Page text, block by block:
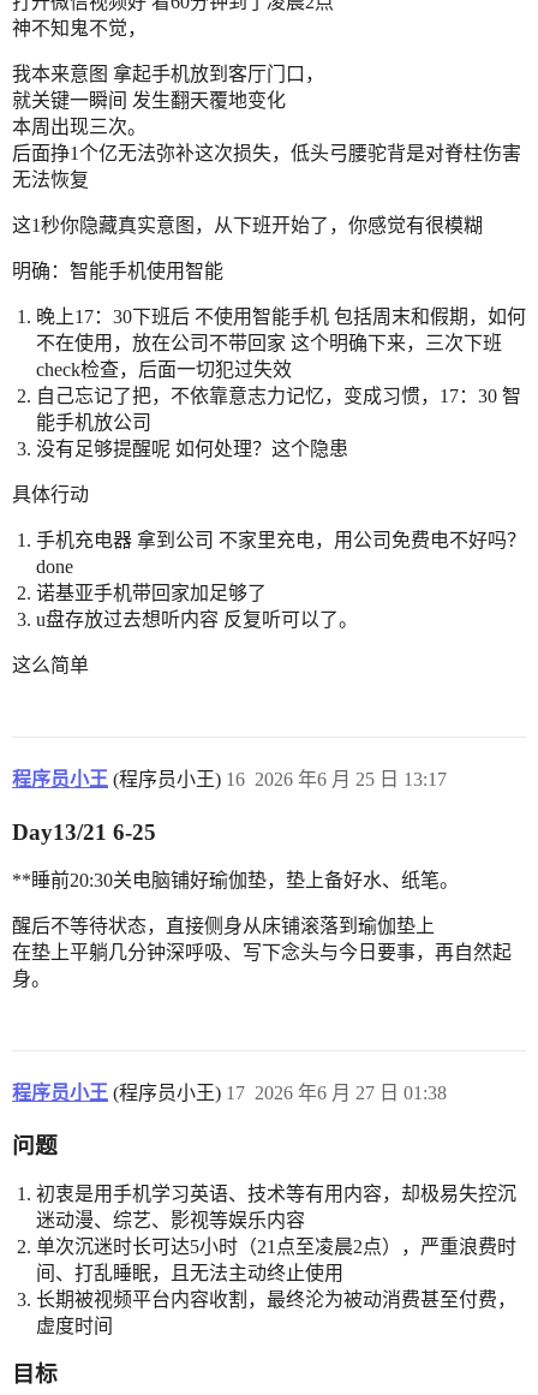
神不知鬼不觉，
我本来意图 拿起手机放到客厅门口，
就关键一瞬间 发生翻天覆地变化
本周出现三次。
后面挣1个亿无法弥补这次损失，低头弓腰驼背是对脊柱伤害
无法恢复
这1秒你隐藏真实意图，从下班开始了，你感觉有很模糊
明确：智能手机使用智能
晚上17：30下班后 不使用智能手机 包括周末和假期，如何
不在使用，放在公司不带回家 这个明确下来，三次下班
check检查，后面一切犯过失效
自己忘记了把，不依靠意志力记忆，变成习惯，17：30 智
能手机放公司
没有足够提醒呢 如何处理？这个隐患
具体行动
手机充电器 拿到公司 不家里充电，用公司免费电不好吗？
done
诺基亚手机带回家加足够了
u盘存放过去想听内容 反复听可以了。
这么简单
程序员小王 (程序员小王) 2026 年6 月 25 日 13:17
16
Day13/21 6-25
**睡前20:30关电脑铺好瑜伽垫，垫上备好水、纸笔。
醒后不等待状态，直接侧身从床铺滚落到瑜伽垫上
在垫上平躺几分钟深呼吸、写下念头与今日要事，再自然起
身。
程序员小王 (程序员小王) 2026 年6 月 27 日 01:38
17
问题
初衷是用手机学习英语、技术等有用内容，却极易失控沉
迷动漫、综艺、影视等娱乐内容
单次沉迷时长可达5小时（21点至凌晨2点），严重浪费时
间、打乱睡眠，且无法主动终止使用
长期被视频平台内容收割，最终沦为被动消费甚至付费，
虚度时间
目标